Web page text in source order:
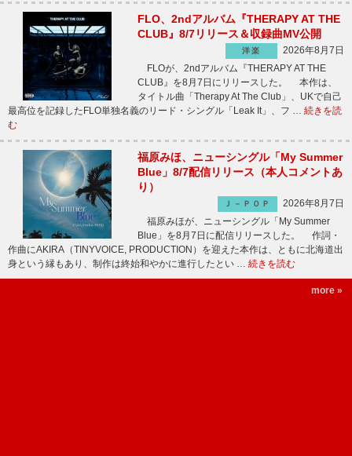
FLO、2ndアルバム『THERAPY AT THE
CLUB』8/7リリース＆収録曲MV公開
洋楽
2026年8月7日
FLOが、2ndアルバム『THERAPY AT THE
CLUB』を8月7日にリリースした。 本作は、
タイトル曲「Therapy At The Club」、UKで自己
最高位を記録したFLO単独名義のリード・シングル「Leak It」、フ … 続きを読
む
福原みほ、ニューシングル「My Summer
Blue」8/7配信リリース（本人コメントあ
り）
Ｊ－ＰＯＰ
2026年8月7日
福原みほが、ニューシングル「My Summer
Blue」を8月7日に配信リリースした。 作詞・
作曲にAKIRA（TINYVOICE, PRODUCTION）を迎えた本作は、ともに北海道出
身という縁もあり、制作は終始和やかに進行したとい … 続きを読む
more »